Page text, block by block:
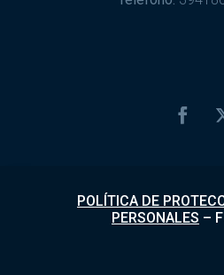
POLÍTICA DE
PERSONALES –